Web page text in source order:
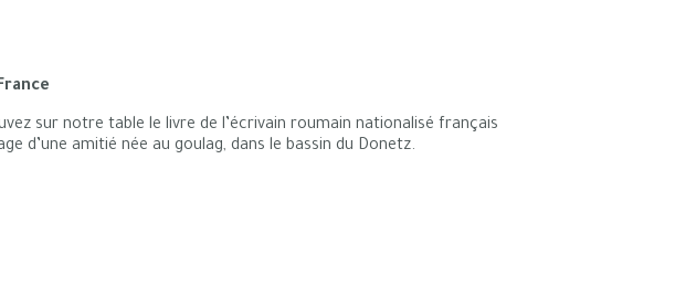
sur notre table le livre de l’écrivain roumain nationalisé français
d’une amitié née au goulag, dans le bassin du Donetz.